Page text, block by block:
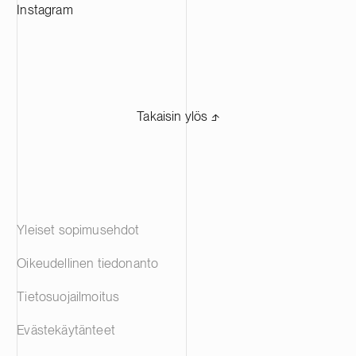
Instagram
Takaisin ylös ⬏
Yleiset sopimusehdot
Oikeudellinen tiedonanto
Tietosuojailmoitus
Evästekäytänteet